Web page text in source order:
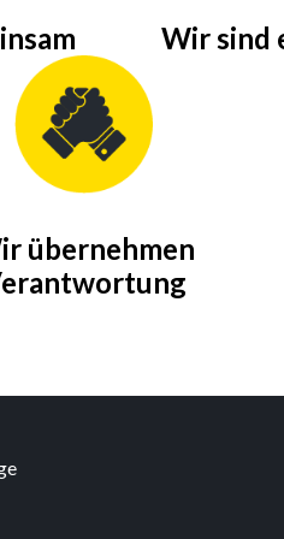
Wir sind
übernehmen